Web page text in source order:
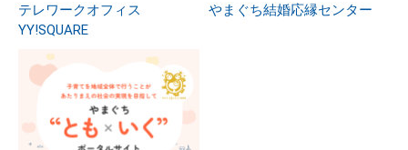
テレワークオフィス
YY!SQUARE
やまぐち結婚応縁センター